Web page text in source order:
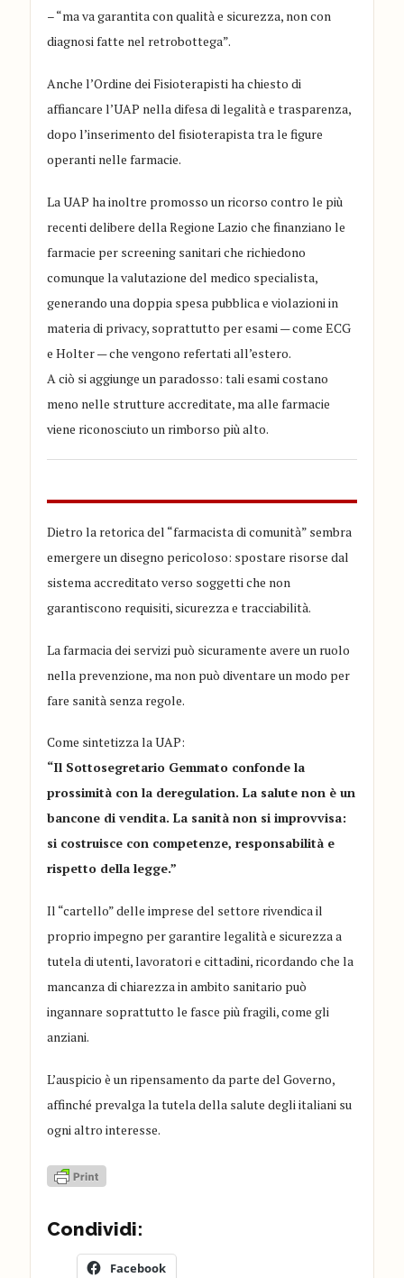
– “ma va garantita con qualità e sicurezza, non con
diagnosi fatte nel retrobottega”.
Anche l’Ordine dei Fisioterapisti ha chiesto di
affiancare l’UAP nella difesa di legalità e trasparenza,
dopo l’inserimento del fisioterapista tra le figure
operanti nelle farmacie.
La UAP ha inoltre promosso un ricorso contro le più
recenti delibere della Regione Lazio che finanziano le
farmacie per screening sanitari che richiedono
comunque la valutazione del medico specialista,
generando una doppia spesa pubblica e violazioni in
materia di privacy, soprattutto per esami — come ECG
e Holter — che vengono refertati all’estero.
A ciò si aggiunge un paradosso: tali esami costano
meno nelle strutture accreditate, ma alle farmacie
viene riconosciuto un rimborso più alto.
Dietro la retorica del “farmacista di comunità” sembra
emergere un disegno pericoloso: spostare risorse dal
sistema accreditato verso soggetti che non
garantiscono requisiti, sicurezza e tracciabilità.
La farmacia dei servizi può sicuramente avere un ruolo
nella prevenzione, ma non può diventare un modo per
fare sanità senza regole.
Come sintetizza la UAP:
“Il Sottosegretario Gemmato confonde la
prossimità con la deregulation. La salute non è un
bancone di vendita. La sanità non si improvvisa:
si costruisce con competenze, responsabilità e
rispetto della legge.”
Il “cartello” delle imprese del settore rivendica il
proprio impegno per garantire legalità e sicurezza a
tutela di utenti, lavoratori e cittadini, ricordando che la
mancanza di chiarezza in ambito sanitario può
ingannare soprattutto le fasce più fragili, come gli
anziani.
L’auspicio è un ripensamento da parte del Governo,
affinché prevalga la tutela della salute degli italiani su
ogni altro interesse.
Condividi:
Facebook